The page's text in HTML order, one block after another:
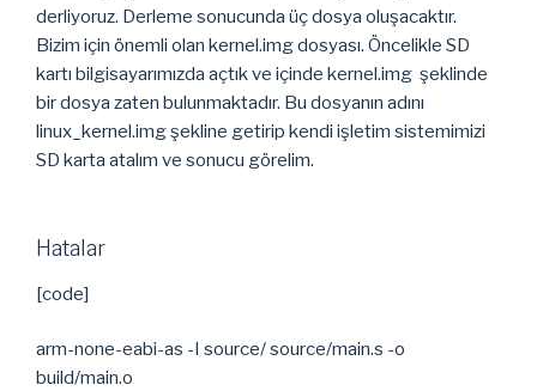
derliyoruz. Derleme sonucunda üç dosya oluşacaktır.
Bizim için önemli olan kernel.img dosyası. Öncelikle SD
kartı bilgisayarımızda açtık ve içinde kernel.img şeklinde
bir dosya zaten bulunmaktadır. Bu dosyanın adını
linux_kernel.img şekline getirip kendi işletim sistemimizi
SD karta atalım ve sonucu görelim.
Hatalar
[code]
arm-none-eabi-as -I source/ source/main.s -o
build/main.o